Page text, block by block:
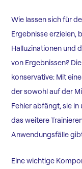
Wie lassen sich für
Ergebnisse erzielen,
Halluzinationen und
von Ergebnissen?
konservative: Mit
der sowohl auf der
Fehler abfängt, sie
das weitere
Anwendungsfälle
Eine wichtige